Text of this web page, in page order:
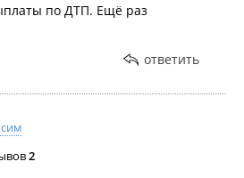
по ДТП. Ещё раз
ответить
2